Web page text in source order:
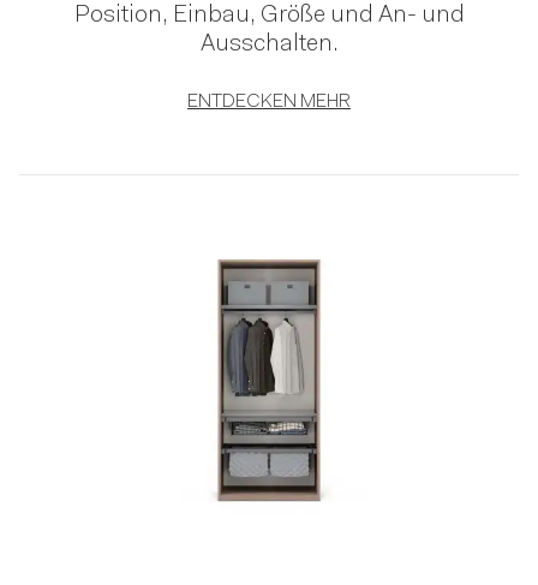
Position, Einbau, Größe und An- und
Ausschalten.
ENTDECKEN MEHR